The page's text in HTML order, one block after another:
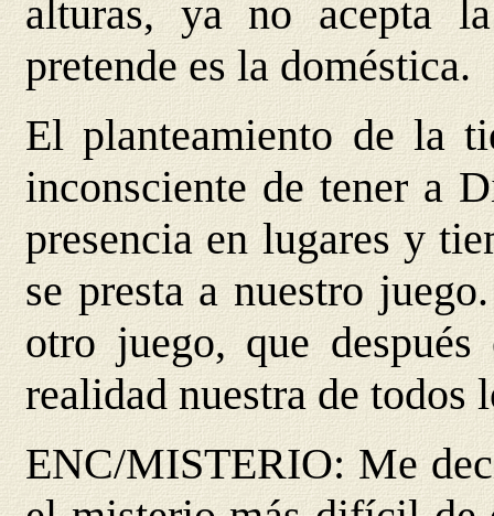
alturas, ya no acepta
pretende es la doméstica.
El planteamiento de la
inconsciente de tener a
presencia en lugares y
se presta a nuestro
otro juego, que
realidad nuestra de todos
ENC/MISTERIO: Me